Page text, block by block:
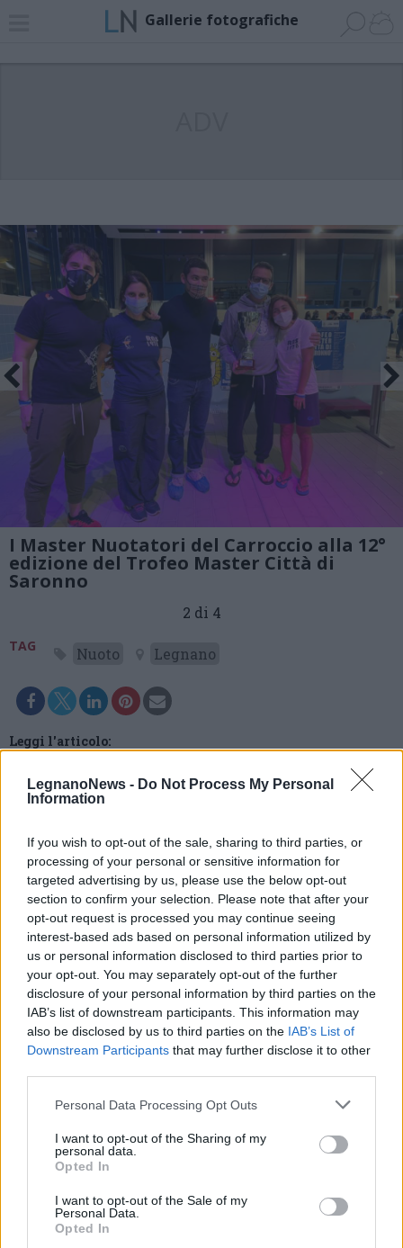
LegnanoNews - Do Not Process My Personal
Information
If you wish to opt-out of the sale, sharing to third parties, or
processing of your personal or sensitive information for
targeted advertising by us, please use the below opt-out
section to confirm your selection. Please note that after your
opt-out request is processed you may continue seeing
interest-based ads based on personal information utilized by
us or personal information disclosed to third parties prior to
your opt-out. You may separately opt-out of the further
disclosure of your personal information by third parties on the
IAB’s list of downstream participants. This information may
also be disclosed by us to third parties on the IAB’s List of
Downstream Participants that may further disclose it to other
Personal Data Processing Opt Outs
I want to opt-out of the Sharing of my
personal data.
Opted In
I want to opt-out of the Sale of my
Personal Data.
Opted In
Gallerie fotografiche
I Master Nuotatori del Carroccio alla 12°
edizione del Trofeo Master Città di
Saronno
2 di 4
TAG Nuoto Legnano
Leggi l'articolo:
Master Città di Saronno
Commenti
Accedioregistrati per commentare questo
articolo.
L'email è richiesta ma non verrà mostrata ai visitatori. Il contenuto di questo
di VareseNews.it, che rimane autonoma e indipendente. I messaggi inclusi nei
commenti non sono testi giornalistici, ma post inviati dai singoli lettori che
possono essere automaticamente pubblicati senza filtro preventivo. I commenti
che includano uno o più link a siti esterni verranno rimossi in automatico dal